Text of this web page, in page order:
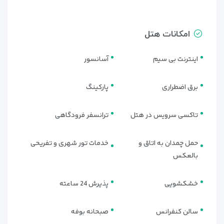
🛏 انواع اتاق‌های هتل گلدن ایج
استانبول | تنوعی مناسب برای هر
هتل گلدن ایج استانبول (Golden Age Hotel Istanbul)
امکانات هتل
اینترنت بی سیم آسانسور
برق اضطراری پارکینگ
تاکسی سرویس در هتل ترانسفر فرودگاهی
حمل چمدان به اتاق و
بالعکس
خدمات تور شهری و تفریحی
خشکشویی پذیرش 24 ساعته
سالن کنفرانس صبحانه بوفه